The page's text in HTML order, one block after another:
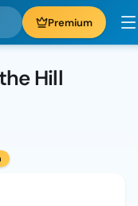
Premium
Hill